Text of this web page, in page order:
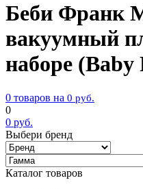
Беби Франк
вакуумный
наборе
0 товаров на 0 руб.
0
0 руб.
Выбери бренд
Каталог товаров